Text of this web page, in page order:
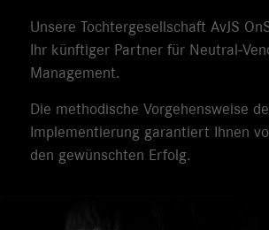
Unsere Tochtergesellschaft AvJS
Ihr künftiger Partner für Neutral-
Management.
Die methodische Vorgehensweise
Implementierung garantiert Ihnen
den gewünschten Erfolg.